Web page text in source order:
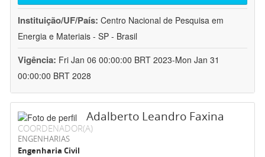
Instituição/UF/País: Centro Nacional de Pesquisa em
Energia e Materiais - SP - Brasil
Vigência: Fri Jan 06 00:00:00 BRT 2023-Mon Jan 31
00:00:00 BRT 2028
Adalberto Leandro Faxina
COORDENADOR(A)
ENGENHARIAS
Engenharia Civil